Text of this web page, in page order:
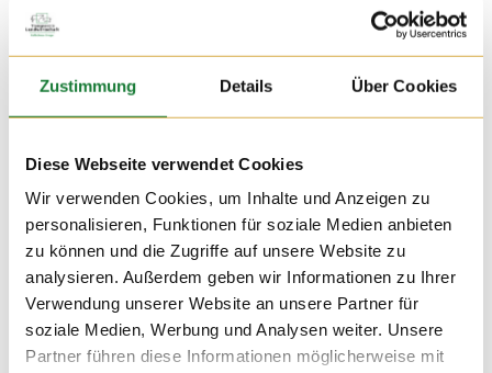
Zustimmung Details Über Cookies
Diese Webseite verwendet Cookies
Wir verwenden Cookies, um Inhalte und Anzeigen zu
personalisieren, Funktionen für soziale Medien anbieten
zu können und die Zugriffe auf unsere Website zu
analysieren. Außerdem geben wir Informationen zu Ihrer
Verwendung unserer Website an unsere Partner für
soziale Medien, Werbung und Analysen weiter. Unsere
Partner führen diese Informationen möglicherweise mit